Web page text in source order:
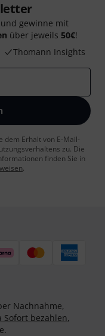
gewinne mit
über jeweils 50€!
Thomann Insights
dem Erhalt von E-Mail-
zu. Die
finden Sie in
.
Nachnahme,
Sofort bezahlen,